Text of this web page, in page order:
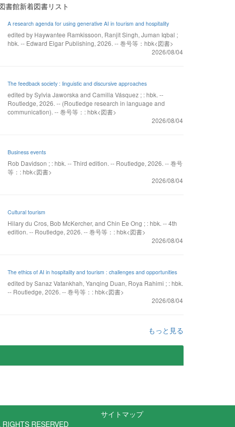
サイトマップ
RESERVED
書館新着図書リスト
A research agenda for using generative AI in tourism and hospitality
edited by Haywantee Ramkissoon, Ranjit Singh, Juman Iqbal ;
hbk. -- Edward Elgar Publishing, 2026. -- 巻号等：hbk<図書>
2026/08/04
The feedback society : linguistic and discursive approaches
edited by Sylvia Jaworska and Camilla Vásquez ; : hbk. --
Routledge, 2026. -- (Routledge research in language and
communication). -- 巻号等：: hbk<図書>
2026/08/04
Business events
Rob Davidson ; : hbk. -- Third edition. -- Routledge, 2026. -- 巻号
等：: hbk<図書>
2026/08/04
Cultural tourism
Hilary du Cros, Bob McKercher, and Chin Ee Ong ; : hbk. -- 4th
edition. -- Routledge, 2026. -- 巻号等：: hbk<図書>
2026/08/04
The ethics of AI in hospitality and tourism : challenges and opportunities
edited by Sanaz Vatankhah, Yanqing Duan, Roya Rahimi ; : hbk.
-- Routledge, 2026. -- 巻号等：: hbk<図書>
2026/08/04
もっと見る